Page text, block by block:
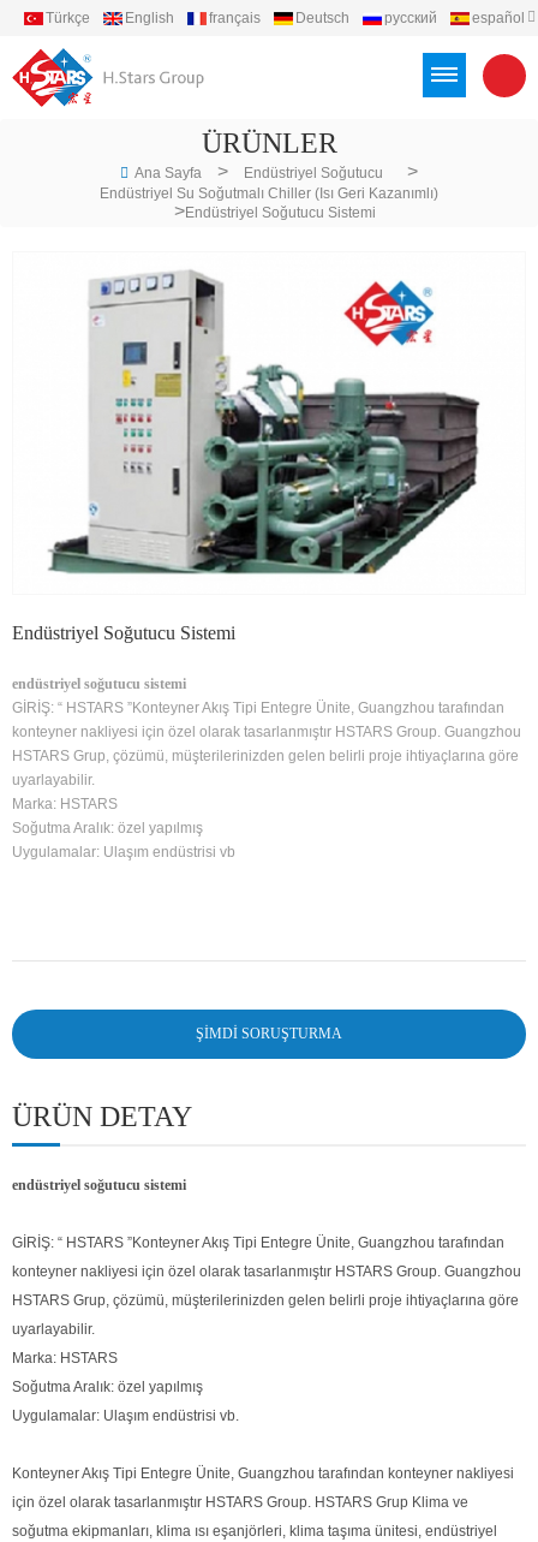
Türkçe English français Deutsch русский
español
ÜRÜNLER
Ana Sayfa > Endüstriyel Soğutucu >
Endüstriyel Su Soğutmalı Chiller (ısı Geri Kazanımlı)
>Endüstriyel Soğutucu Sistemi
Endüstriyel Soğutucu Sistemi
endüstriyel soğutucu sistemi
GİRİŞ: “ HSTARS ”Konteyner Akış Tipi Entegre Ünite, Guangzhou tarafından
konteyner nakliyesi için özel olarak tasarlanmıştır HSTARS Group. Guangzhou
HSTARS Grup, çözümü, müşterilerinizden gelen belirli proje ihtiyaçlarına göre
uyarlayabilir.
Marka: HSTARS
Soğutma Aralık: özel yapılmış
Uygulamalar: Ulaşım endüstrisi vb
ŞIMDI SORUŞTURMA
ÜRÜN DETAY
endüstriyel soğutucu sistemi
GİRİŞ: “ HSTARS ”Konteyner Akış Tipi Entegre Ünite, Guangzhou tarafından
konteyner nakliyesi için özel olarak tasarlanmıştır HSTARS Group. Guangzhou
HSTARS Grup, çözümü, müşterilerinizden gelen belirli proje ihtiyaçlarına göre
uyarlayabilir.
Marka: HSTARS
Soğutma Aralık: özel yapılmış
Uygulamalar: Ulaşım endüstrisi vb.
Konteyner Akış Tipi Entegre Ünite, Guangzhou tarafından konteyner nakliyesi
için özel olarak tasarlanmıştır HSTARS Group. HSTARS Grup Klima ve
soğutma ekipmanları, klima ısı eşanjörleri, klima taşıma ünitesi, endüstriyel